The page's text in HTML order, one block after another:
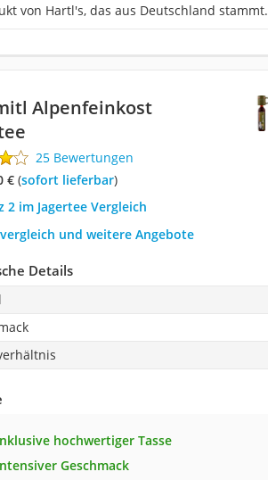
von Hartl's, das aus Deutschland stammt.
Alpenfeinkost
25 Bewertungen
€( Sofort lieferbar)
2 im Jagertee Vergleich
und weitere Angebote
Details
hochwertiger Tasse
Geschmack